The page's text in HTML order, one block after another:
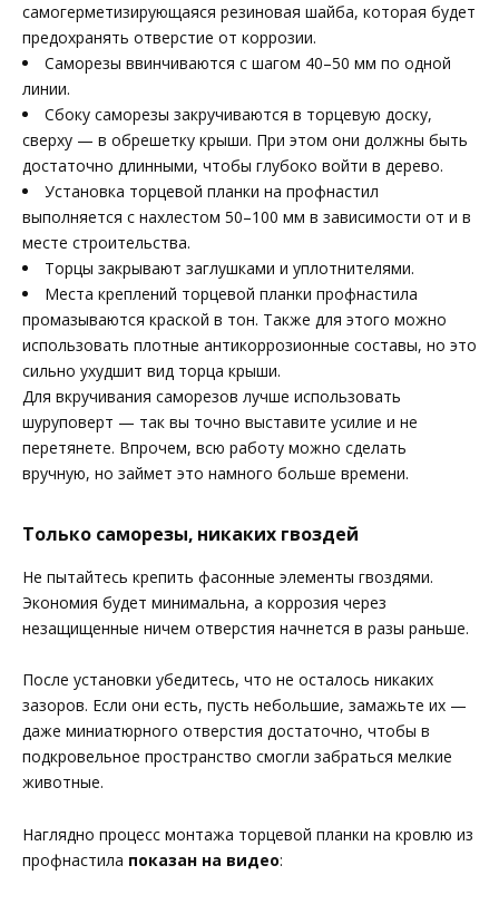
самогерметизирующаяся резиновая шайба, которая будет
предохранять отверстие от коррозии.
Саморезы ввинчиваются с шагом 40–50 мм по одной
линии.
Сбоку саморезы закручиваются в торцевую доску,
сверху — в обрешетку крыши. При этом они должны быть
достаточно длинными, чтобы глубоко войти в дерево.
Установка торцевой планки на профнастил
выполняется с нахлестом 50–100 мм в зависимости от и в
месте строительства.
Торцы закрывают заглушками и уплотнителями.
Места креплений торцевой планки профнастила
промазываются краской в тон. Также для этого можно
использовать плотные антикоррозионные составы, но это
сильно ухудшит вид торца крыши.
Для вкручивания саморезов лучше использовать
шуруповерт — так вы точно выставите усилие и не
перетянете. Впрочем, всю работу можно сделать
вручную, но займет это намного больше времени.
Только саморезы, никаких гвоздей
Не пытайтесь крепить фасонные элементы гвоздями.
Экономия будет минимальна, а коррозия через
незащищенные ничем отверстия начнется в разы раньше.
После установки убедитесь, что не осталось никаких
зазоров. Если они есть, пусть небольшие, замажьте их —
даже миниатюрного отверстия достаточно, чтобы в
подкровельное пространство смогли забраться мелкие
животные.
Наглядно процесс монтажа торцевой планки на кровлю из
профнастила показан на видео: